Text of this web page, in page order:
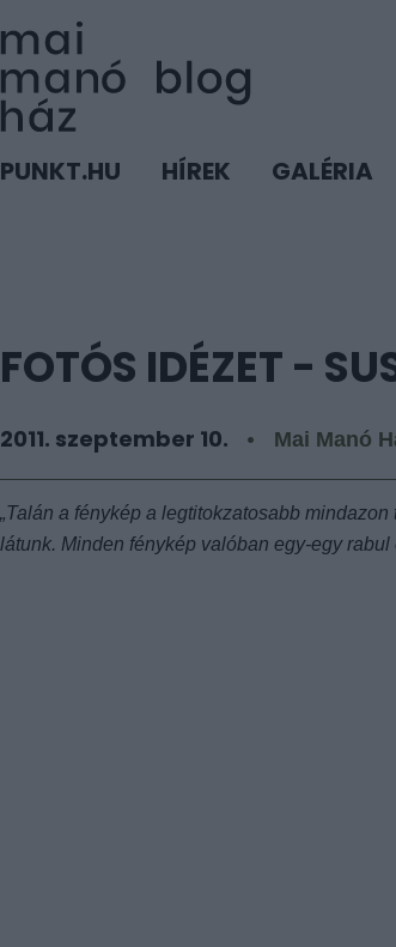
PUNKT.HU HÍREK GALÉRIA
FOTÓS IDÉZET -
2011. szeptember 10. Mai Manó
„Talán a fénykép a legtitokzatosabb
látunk. Minden fénykép valóban egy-egy